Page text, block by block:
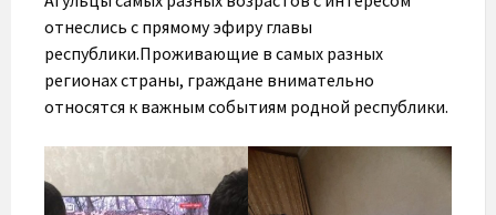
отнеслись с прямому эфиру главы
республики.Проживающие в самых разных
регионах страны, граждане внимательно
относятся к важным событиям родной республики.